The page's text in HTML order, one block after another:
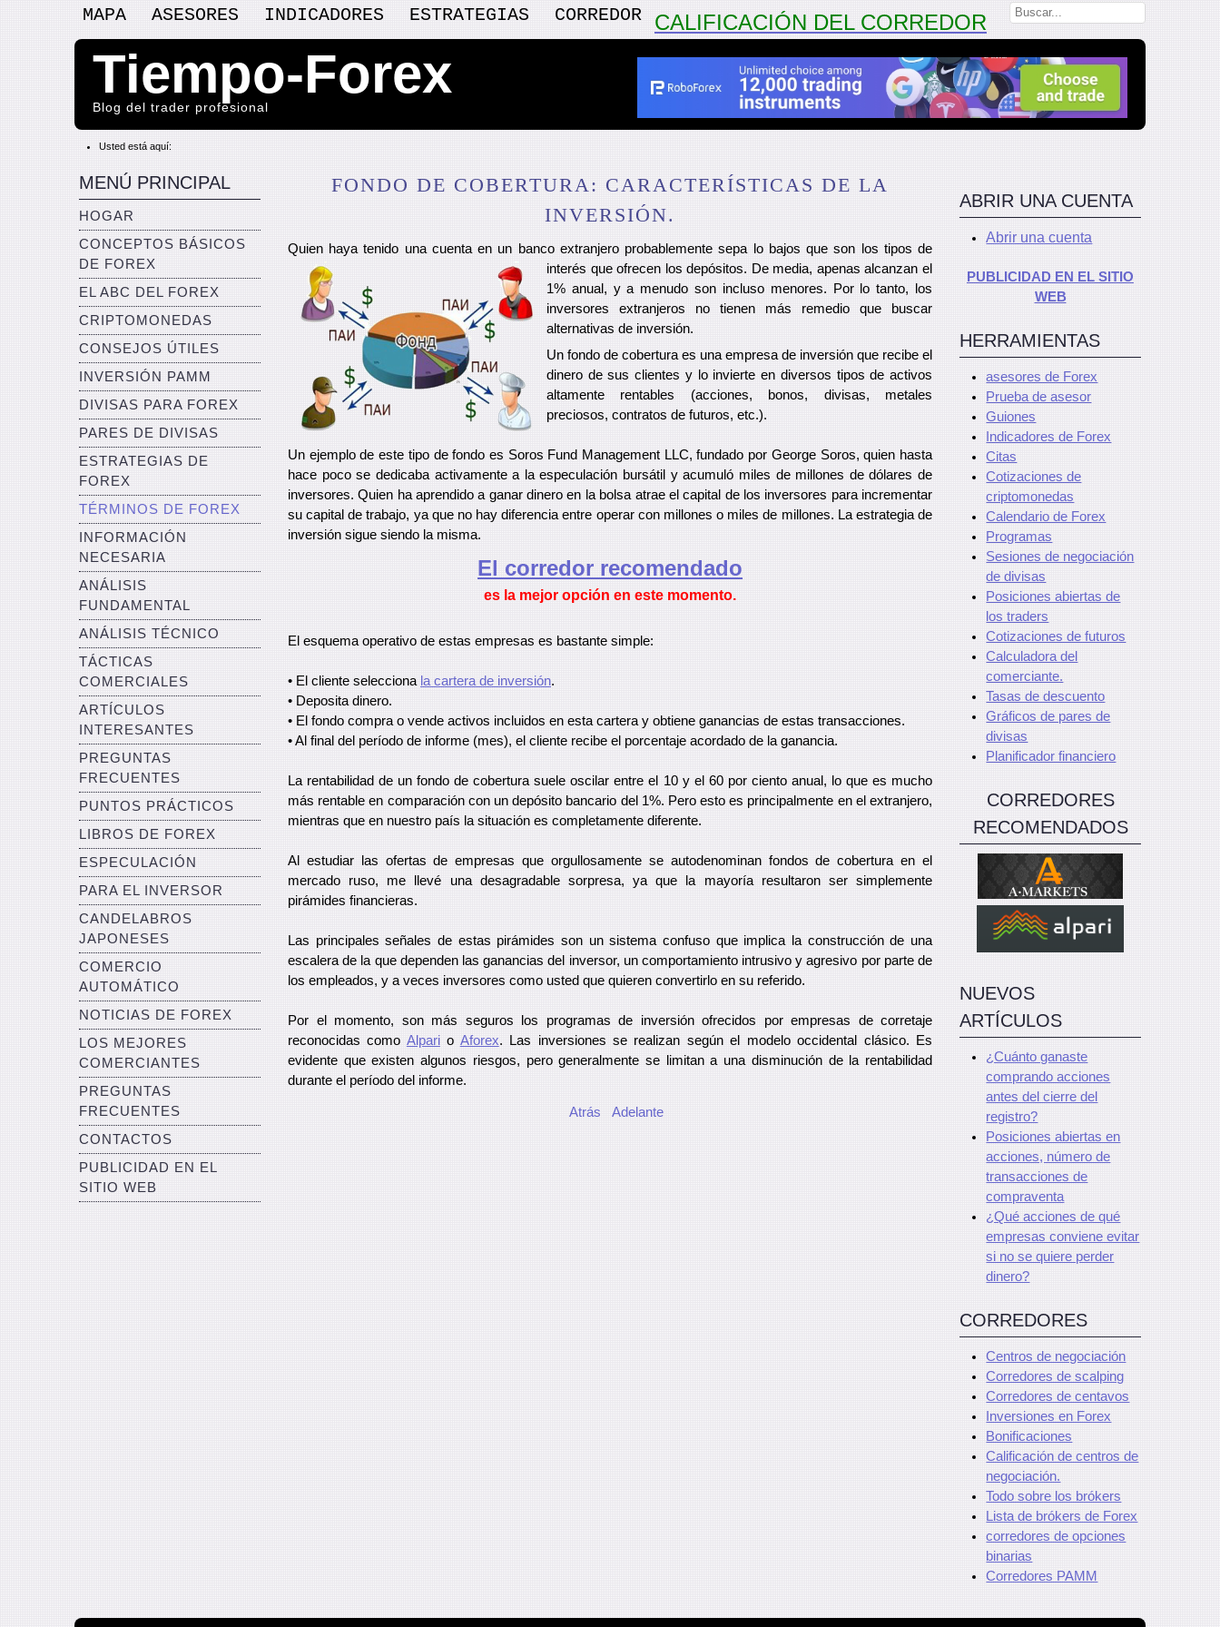
MAPA ASESORES INDICADORES ESTRATEGIAS CORREDOR CALIFICACIÓN DEL CORREDOR
Tiempo-Forex
Blog del trader profesional
Usted está aquí:
MENÚ PRINCIPAL
HOGAR
CONCEPTOS BÁSICOS
DE FOREX
EL ABC DEL FOREX
CRIPTOMONEDAS
CONSEJOS ÚTILES
INVERSIÓN PAMM
DIVISAS PARA FOREX
PARES DE DIVISAS
ESTRATEGIAS DE
FOREX
TÉRMINOS DE FOREX
INFORMACIÓN
NECESARIA
ANÁLISIS
FUNDAMENTAL
ANÁLISIS TÉCNICO
TÁCTICAS
COMERCIALES
ARTÍCULOS
INTERESANTES
PREGUNTAS
FRECUENTES
PUNTOS PRÁCTICOS
LIBROS DE FOREX
ESPECULACIÓN
PARA EL INVERSOR
CANDELABROS
JAPONESES
COMERCIO
AUTOMÁTICO
NOTICIAS DE FOREX
LOS MEJORES
COMERCIANTES
PREGUNTAS
FRECUENTES
CONTACTOS
PUBLICIDAD EN EL
SITIO WEB
FONDO DE COBERTURA: CARACTERÍSTICAS DE LA
INVERSIÓN.
Quien haya tenido una cuenta en un banco extranjero probablemente sepa lo bajos que son los tipos de
interés que ofrecen los depósitos. De media, apenas alcanzan el
1% anual, y a menudo son incluso menores. Por lo tanto, los
inversores extranjeros no tienen más remedio que buscar
alternativas de inversión.
Un fondo de cobertura es una empresa de inversión que recibe el
dinero de sus clientes y lo invierte en diversos tipos de activos
altamente rentables (acciones, bonos, divisas, metales
preciosos, contratos de futuros, etc.).
Un ejemplo de este tipo de fondo es Soros Fund Management LLC, fundado por George Soros, quien hasta
hace poco se dedicaba activamente a la especulación bursátil y acumuló miles de millones de dólares de
inversores. Quien ha aprendido a ganar dinero en la bolsa atrae el capital de los inversores para incrementar
su capital de trabajo, ya que no hay diferencia entre operar con millones o miles de millones. La estrategia de
inversión sigue siendo la misma.
El corredor recomendado
es la mejor opción en este momento.
El esquema operativo de estas empresas es bastante simple:
• El cliente selecciona la cartera de inversión.
• Deposita dinero.
• El fondo compra o vende activos incluidos en esta cartera y obtiene ganancias de estas transacciones.
• Al final del período de informe (mes), el cliente recibe el porcentaje acordado de la ganancia.
La rentabilidad de un fondo de cobertura suele oscilar entre el 10 y el 60 por ciento anual, lo que es mucho
más rentable en comparación con un depósito bancario del 1%. Pero esto es principalmente en el extranjero,
mientras que en nuestro país la situación es completamente diferente.
Al estudiar las ofertas de empresas que orgullosamente se autodenominan fondos de cobertura en el
mercado ruso, me llevé una desagradable sorpresa, ya que la mayoría resultaron ser simplemente
pirámides financieras.
Las principales señales de estas pirámides son un sistema confuso que implica la construcción de una
escalera de la que dependen las ganancias del inversor, un comportamiento intrusivo y agresivo por parte de
los empleados, y a veces inversores como usted que quieren convertirlo en su referido.
Por el momento, son más seguros los programas de inversión ofrecidos por empresas de corretaje
reconocidas como Alpario Aforex. Las inversiones se realizan según el modelo occidental clásico. Es
evidente que existen algunos riesgos, pero generalmente se limitan a una disminución de la rentabilidad
durante el período del informe.
Atrás Adelante
ABRIR UNA CUENTA
Abrir una cuenta
PUBLICIDAD EN EL SITIO
WEB
HERRAMIENTAS
asesores de Forex
Prueba de asesor
Guiones
Indicadores de Forex
Citas
Cotizaciones de
criptomonedas
Calendario de Forex
Programas
Sesiones de negociación
de divisas
Posiciones abiertas de
los traders
Cotizaciones de futuros
Calculadora del
comerciante.
Tasas de descuento
Gráficos de pares de
divisas
Planificador financiero
CORREDORES
RECOMENDADOS
NUEVOS
ARTÍCULOS
¿Cuánto ganaste
comprando acciones
antes del cierre del
registro?
Posiciones abiertas en
acciones, número de
transacciones de
compraventa
¿Qué acciones de qué
empresas conviene evitar
si no se quiere perder
dinero?
CORREDORES
Centros de negociación
Corredores de scalping
Corredores de centavos
Inversiones en Forex
Bonificaciones
Calificación de centros de
negociación.
Todo sobre los brókers
Lista de brókers de Forex
corredores de opciones
binarias
Corredores PAMM